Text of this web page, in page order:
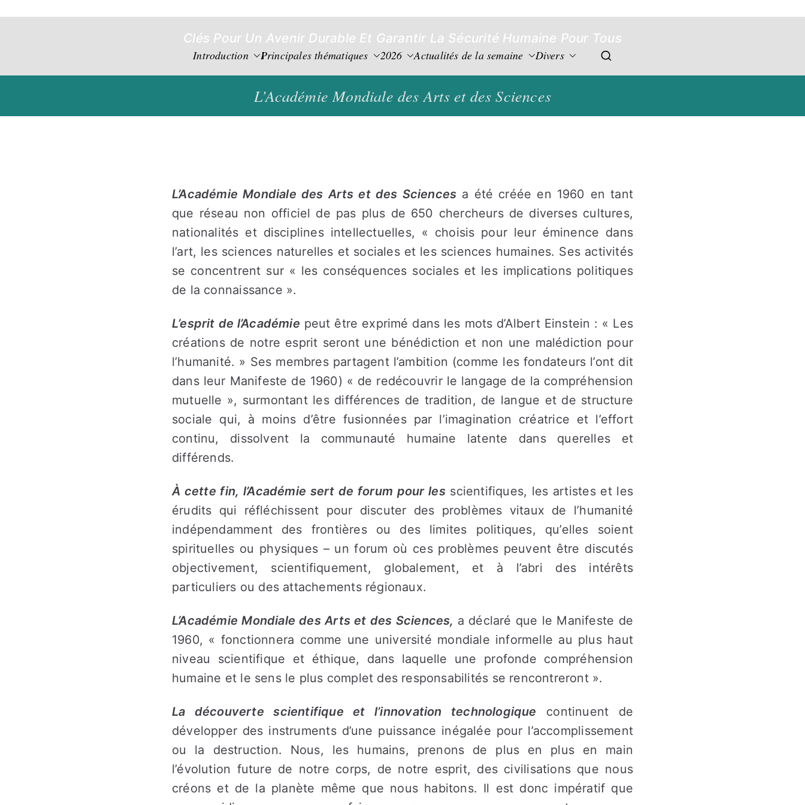
Clés Pour Un Avenir Durable Et Garantir La Sécurité Humaine Pour Tous
Introduction Principales thématiques 2026 Actualités de la semaine Divers
L’Académie Mondiale des Arts et des Sciences
L’Académie Mondiale des Arts et des Sciences a été créée en 1960 en tant
que réseau non officiel de pas plus de 650 chercheurs de diverses cultures,
nationalités et disciplines intellectuelles, « choisis pour leur éminence dans
l’art, les sciences naturelles et sociales et les sciences humaines. Ses activités
se concentrent sur « les conséquences sociales et les implications politiques
de la connaissance ».
L’esprit de l’Académie peut être exprimé dans les mots d’Albert Einstein : « Les
créations de notre esprit seront une bénédiction et non une malédiction pour
l’humanité. » Ses membres partagent l’ambition (comme les fondateurs l’ont dit
dans leur Manifeste de 1960) « de redécouvrir le langage de la compréhension
mutuelle », surmontant les différences de tradition, de langue et de structure
sociale qui, à moins d’être fusionnées par l’imagination créatrice et l’effort
continu, dissolvent la communauté humaine latente dans querelles et
différends.
À cette fin, l’Académie sert de forum pour lesscientifiques, les artistes et les
érudits qui réfléchissent pour discuter des problèmes vitaux de l’humanité
indépendamment des frontières ou des limites politiques, qu’elles soient
spirituelles ou physiques – un forum où ces problèmes peuvent être discutés
objectivement, scientifiquement, globalement, et à l’abri des intérêts
particuliers ou des attachements régionaux.
L’Académie Mondiale des Arts et des Sciences, a déclaré que le Manifeste de
1960, « fonctionnera comme une université mondiale informelle au plus haut
niveau scientifique et éthique, dans laquelle une profonde compréhension
humaine et le sens le plus complet des responsabilités se rencontreront ».
La découverte scientifique et l’innovation technologique continuent de
développer des instruments d’une puissance inégalée pour l’accomplissement
ou la destruction. Nous, les humains, prenons de plus en plus en main
l’évolution future de notre corps, de notre esprit, des civilisations que nous
créons et de la planète même que nous habitons. Il est donc impératif que